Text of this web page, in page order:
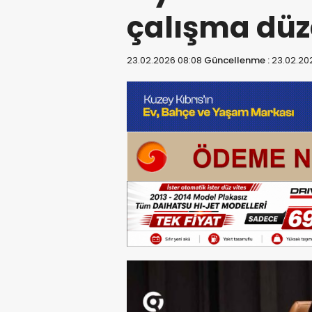
çalışma
23.02.2026 08:08 Güncellenme :